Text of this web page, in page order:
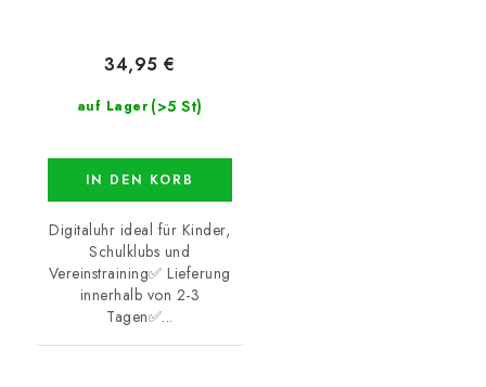
auf Lager (>5 St)
34,95 €
IN DEN KORB
Digitaluhr ideal für Kinder,
Schulklubs und
Vereinstraining✅ Lieferung
innerhalb von 2-3
Tagen✅...